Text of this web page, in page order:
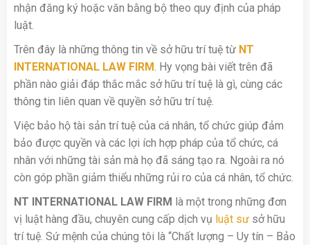
nhận đăng ký hoặc văn bằng bộ theo quy định của pháp
luật.
Trên đây là những thông tin về sở hữu trí tuệ từ NT
INTERNATIONAL LAW FIRM. Hy vọng bài viết trên đã
phần nào giải đáp thắc mắc sở hữu trí tuệ là gì, cùng các
thông tin liên quan về quyền sở hữu trí tuệ.
Việc bảo hộ tài sản trí tuệ của cá nhân, tổ chức giúp đảm
bảo được quyền và các lợi ích hợp pháp của tổ chức, cá
nhân với những tài sản mà họ đã sáng tạo ra. Ngoài ra nó
còn góp phần giảm thiểu những rủi ro của cá nhân, tổ chức.
NT INTERNATIONAL LAW FIRM là một trong những đơn
vị luật hàng đầu, chuyên cung cấp dịch vụ luật sư sở hữu
trí tuệ. Sứ mệnh của chúng tôi là “Chất lượng – Uy tín – Bảo